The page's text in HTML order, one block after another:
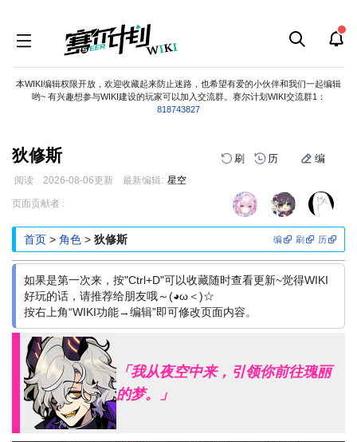
本WIKI编辑权限开放，欢迎收藏起来防止迷路，也希望有爱的小伙伴和我们一起编辑
哟~ 有兴趣想参与WIKI建设的玩家可以加入交流群。赛尔计划WIKI交流群1：
818743827
狄修斯 刷 历 编
阅读 2026-08-06更新 最新编辑: 星空
跳
导
跳
搜
页面贡献者 :
编 刷 历
首页 > 角色 > 狄修斯
如果是第一次来，按"Ctrl+D"可以收藏随时查看更新~觉得WIKI
好玩的话，请推荐给朋友哦～(◕ω＜)☆
按右上角“WIKI功能→编辑”即可修改页面内容。
「我从夜空中来，引领你前往瑰丽
的梦。」